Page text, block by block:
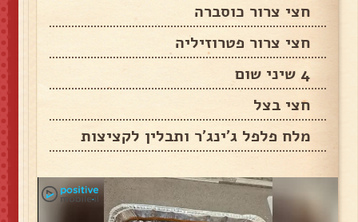
חצי צרור כוסברה
חצי צרור פטרוזיליה
4 שיני שום
חצי בצל
מלח פלפל ג'ינג'ר ותבלין לקציצות